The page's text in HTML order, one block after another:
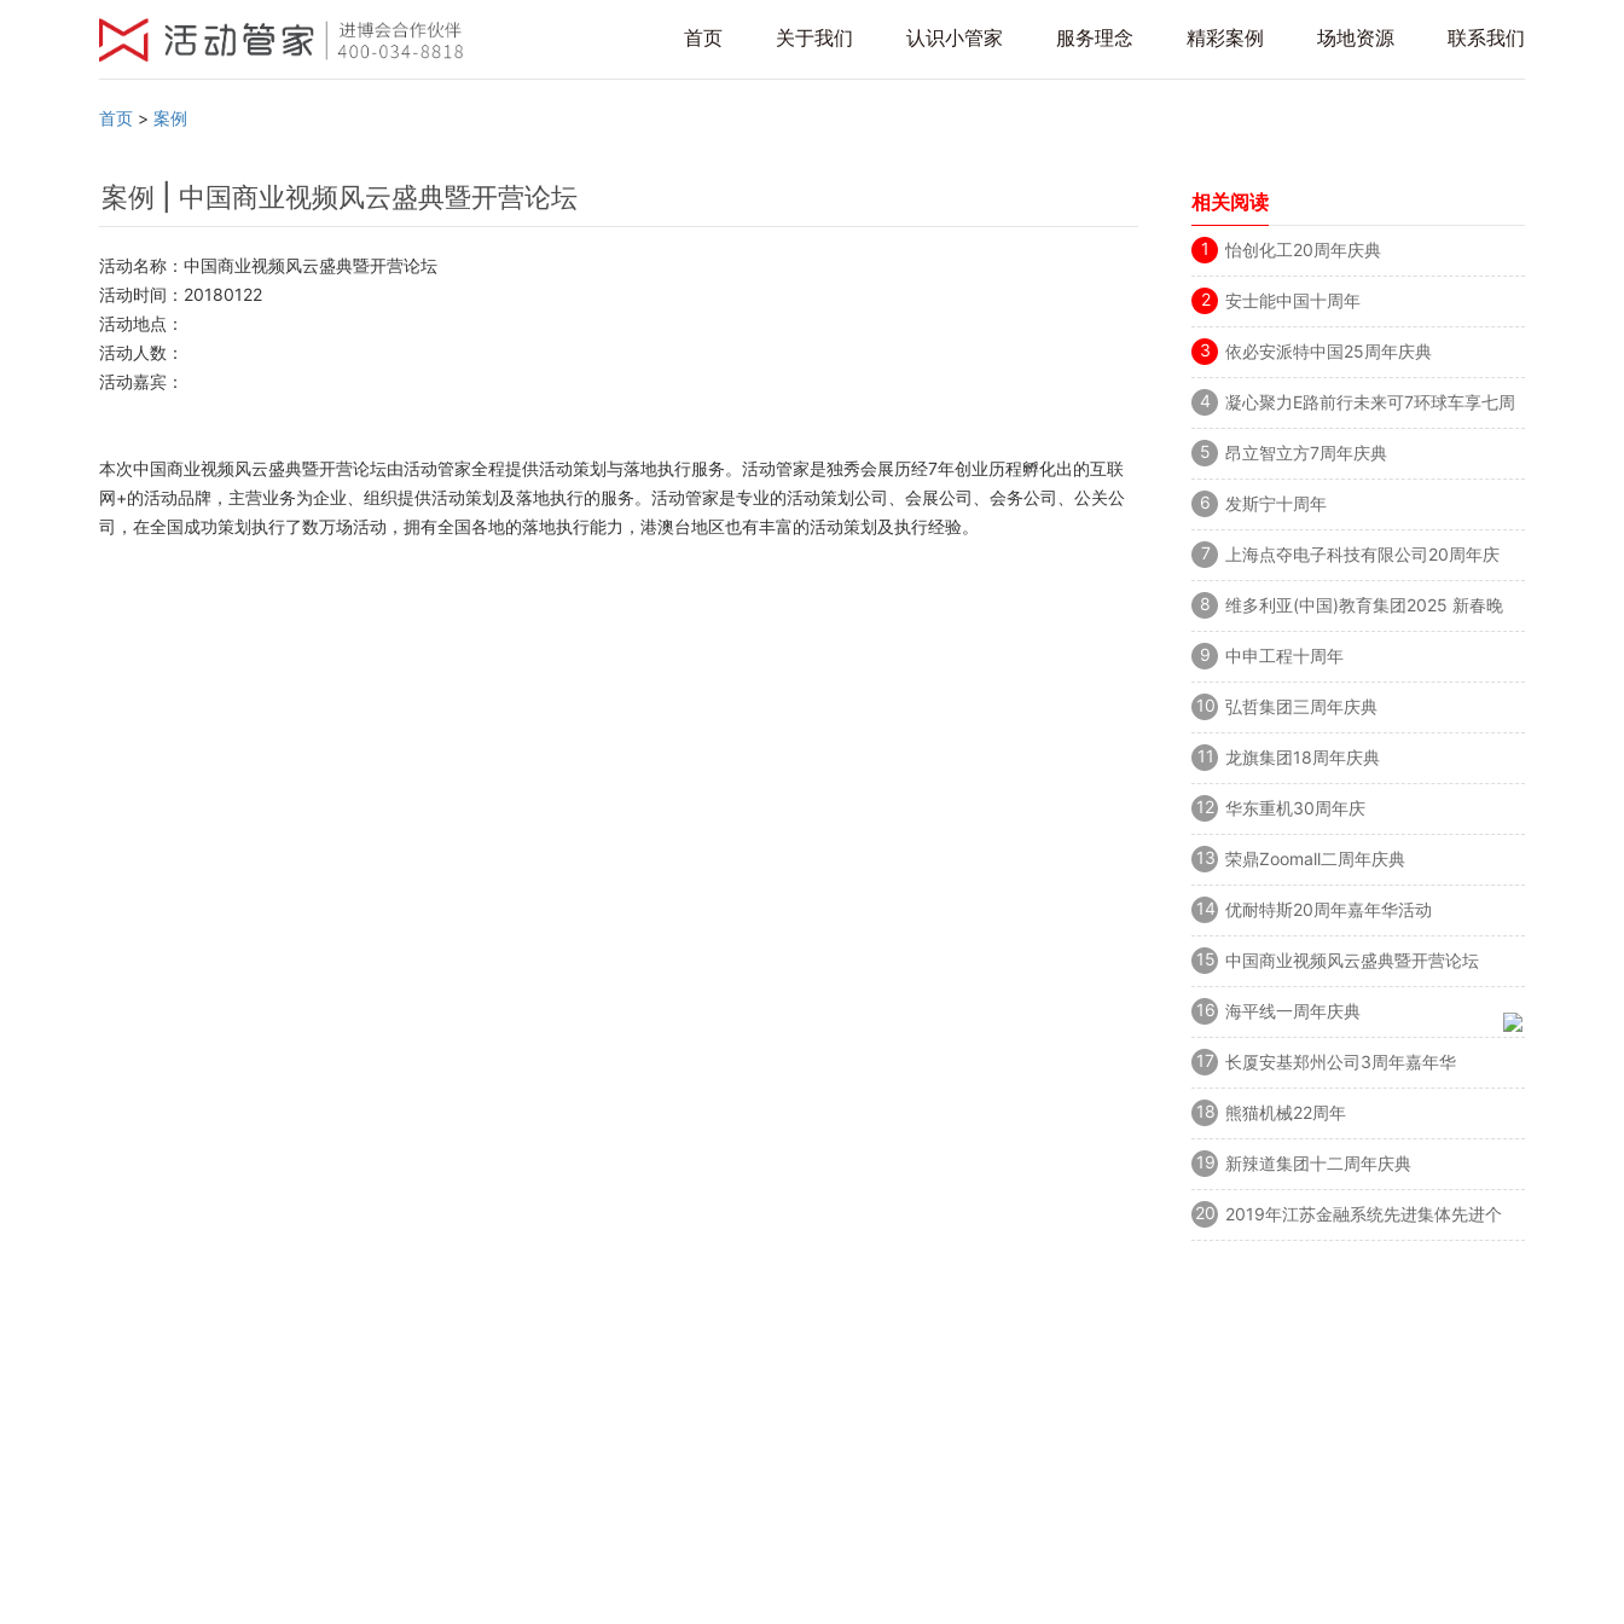
联系我们
场地资源
精彩案例
服务理念
认识小管家
关于我们
首页
首页 > 案例
案例 | 中国商业视频风云盛典暨开营论坛
活动名称：中国商业视频风云盛典暨开营论坛
活动时间：20180122
活动地点：
活动人数：
活动嘉宾：
本次中国商业视频风云盛典暨开营论坛由活动管家全程提供活动策划与落地执行服务。活动管家是独秀会展历经7年创业历程孵化出的互联
网+的活动品牌，主营业务为企业、组织提供活动策划及落地执行的服务。活动管家是专业的活动策划公司、会展公司、会务公司、公关公
司，在全国成功策划执行了数万场活动，拥有全国各地的落地执行能力，港澳台地区也有丰富的活动策划及执行经验。
相关阅读
1 怡创化工20周年庆典
2 安士能中国十周年
3 依必安派特中国25周年庆典
4
凝心聚力E路前行未来可7环球车享七周
年庆
5
昂立智立方7周年庆典
6 发斯宁十周年
7
上海点夺电子科技有限公司20周年庆
典
8
维多利亚(中国)教育集团2025 新春晚
宴暨60周年庆典
9
中申工程十周年
10 弘哲集团三周年庆典
11 龙旗集团18周年庆典
12 华东重机30周年庆
13 荣鼎Zoomall二周年庆典
14 优耐特斯20周年嘉年华活动
15 中国商业视频风云盛典暨开营论坛
16 海平线一周年庆典
17 长厦安基郑州公司3周年嘉年华
18 熊猫机械22周年
19 新辣道集团十二周年庆典
20 2019年江苏金融系统先进集体先进个
人表彰大会暨"颂歌献祖国 建功新时代